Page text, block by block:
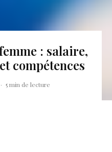
: salaire,
compétences
· 5 min de lecture